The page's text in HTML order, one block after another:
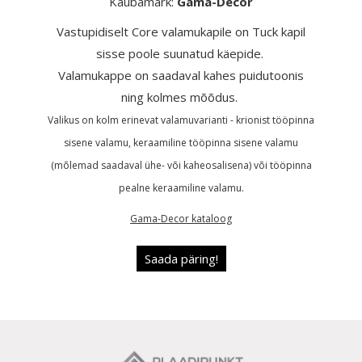
Vastupidiselt Core valamukapile on Tuck kapil
sisse poole suunatud käepide.
Valamukappe on saadaval kahes puidutoonis
ning kolmes mõõdus.
Valikus on kolm erinevat valamuvarianti - krionist tööpinna
sisene valamu, keraamiline tööpinna sisene valamu
(mõlemad saadaval ühe- või kaheosalisena) või tööpinna
pealne keraamiline valamu.
Gama-Decor kataloog
Saada päring!